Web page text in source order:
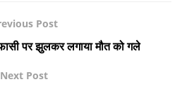
Post
पर झुलकर लगाया मौत को गले
Next Post